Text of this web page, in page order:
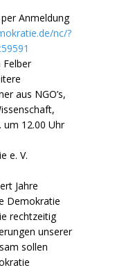
Anmeldung
nc/?
aus NGO’s,
um 12.00 Uhr
e. V.
Jahre
Demokratie
rechtzeitig
unserer
sollen